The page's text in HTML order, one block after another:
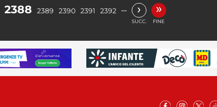
2388 2389 2390 2391 2392 … ›
SUCC.
»
FINE